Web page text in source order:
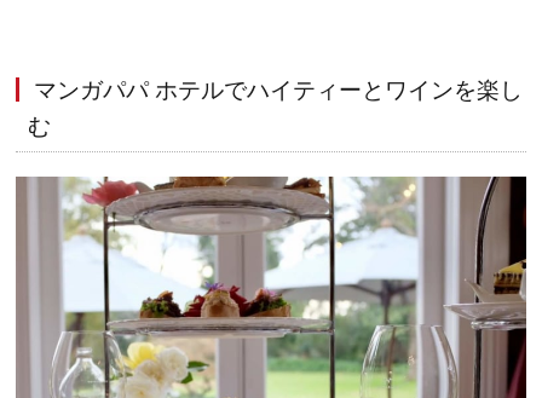
マンガパパ ホテルでハイティーとワインを楽し
む